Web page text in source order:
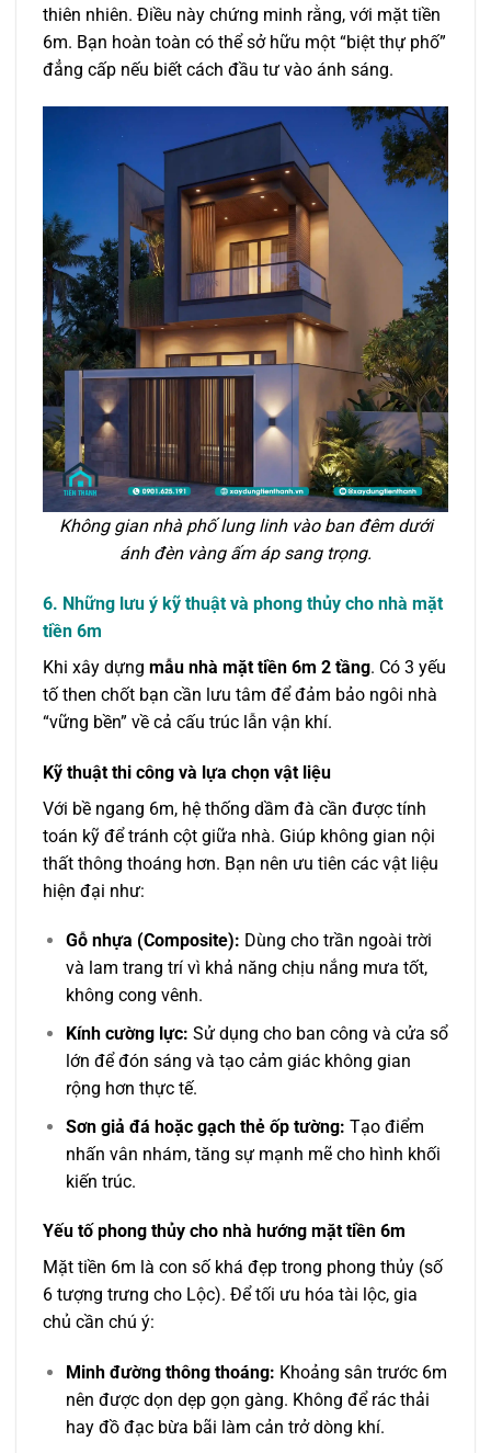
thiên nhiên. Điều này chứng minh rằng, với mặt tiền
6m. Bạn hoàn toàn có thể sở hữu một “biệt thự phố”
đẳng cấp nếu biết cách đầu tư vào ánh sáng.
Không gian nhà phố lung linh vào ban đêm dưới
ánh đèn vàng ấm áp sang trọng.
6. Những lưu ý kỹ thuật và phong thủy cho nhà mặt
tiền 6m
Khi xây dựng mẫu nhà mặt tiền 6m 2 tầng. Có 3 yếu
tố then chốt bạn cần lưu tâm để đảm bảo ngôi nhà
“vững bền” về cả cấu trúc lẫn vận khí.
Kỹ thuật thi công và lựa chọn vật liệu
Với bề ngang 6m, hệ thống dầm đà cần được tính
toán kỹ để tránh cột giữa nhà. Giúp không gian nội
thất thông thoáng hơn. Bạn nên ưu tiên các vật liệu
hiện đại như:
Gỗ nhựa (Composite): Dùng cho trần ngoài trời
và lam trang trí vì khả năng chịu nắng mưa tốt,
không cong vênh.
Kính cường lực: Sử dụng cho ban công và cửa sổ
lớn để đón sáng và tạo cảm giác không gian
rộng hơn thực tế.
Sơn giả đá hoặc gạch thẻ ốp tường: Tạo điểm
nhấn vân nhám, tăng sự mạnh mẽ cho hình khối
kiến trúc.
Yếu tố phong thủy cho nhà hướng mặt tiền 6m
Mặt tiền 6m là con số khá đẹp trong phong thủy (số
6 tượng trưng cho Lộc). Để tối ưu hóa tài lộc, gia
chủ cần chú ý:
Minh đường thông thoáng: Khoảng sân trước 6m
nên được dọn dẹp gọn gàng. Không để rác thải
hay đồ đạc bừa bãi làm cản trở dòng khí.